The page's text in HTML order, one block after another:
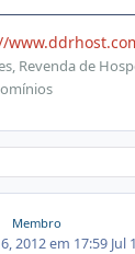
Revenda de
Membro
2012 em 17:59 Jul